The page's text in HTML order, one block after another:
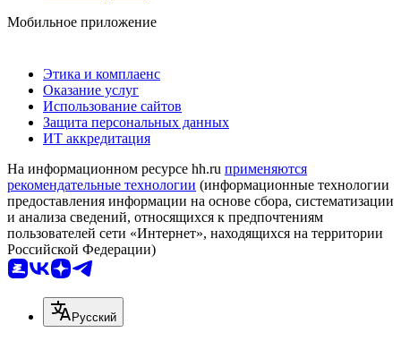
Мобильное приложение
Этика и комплаенс
Оказание услуг
Использование сайтов
Защита персональных данных
ИТ аккредитация
На информационном ресурсе hh.ru применяются
рекомендательные технологии (информационные технологии
предоставления информации на основе сбора, систематизации
и анализа сведений, относящихся к предпочтениям
пользователей сети «Интернет», находящихся на территории
Российской Федерации)
Русский